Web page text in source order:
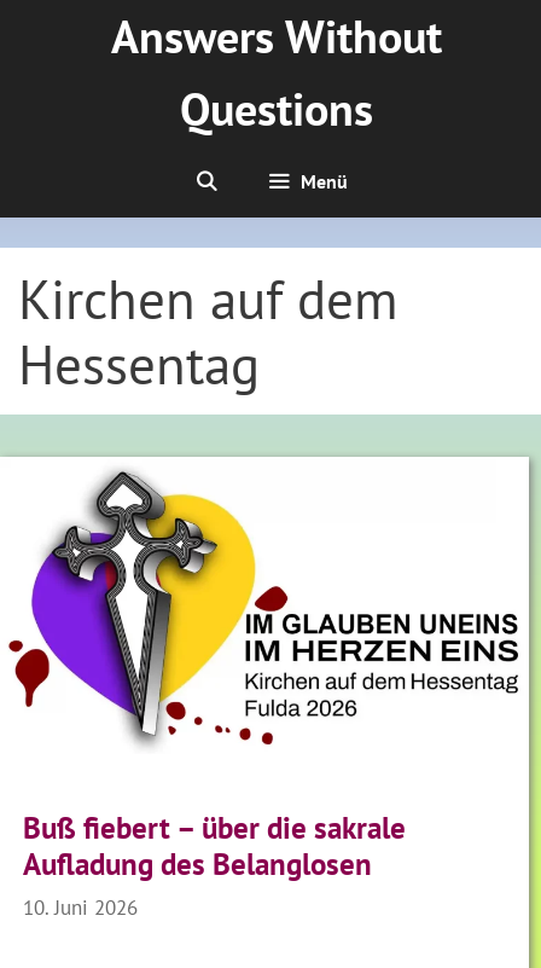
Answers Without
Questions
Menü
Kirchen auf dem
Hessentag
Buß fiebert – über die sakrale
Aufladung des Belanglosen
10. Juni 2026